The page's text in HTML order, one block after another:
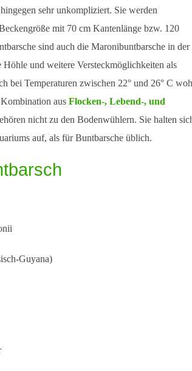
sehr unkompliziert. Sie werden
mit 70 cm Kantenlänge bzw. 120
sind auch die Maronibuntbarsche in der
und weitere Versteckmöglichkeiten als
bei Temperaturen zwischen 22° und 26° C
aus Flocken-, Lebend-, und
nicht zu den Bodenwühlern. Sie halten
auf, als für Buntbarsche üblich.
Guyana)